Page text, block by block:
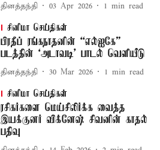
தினத்தந்தி 03 Apr 2026 1 min read
சினிமா செய்திகள்
பிரதீப் ரங்கநாதனின் “எல்ஐகே”
படத்தின் ‘அடாவடி’ பாடல் வெளியீடு
தினத்தந்தி 30 Mar 2026 1 min read
சினிமா செய்திகள்
ரசிகர்களை மெய்சிலிர்க்க வைத்த
இயக்குனர் விக்னேஷ் சிவனின் காதல்
பதிவு